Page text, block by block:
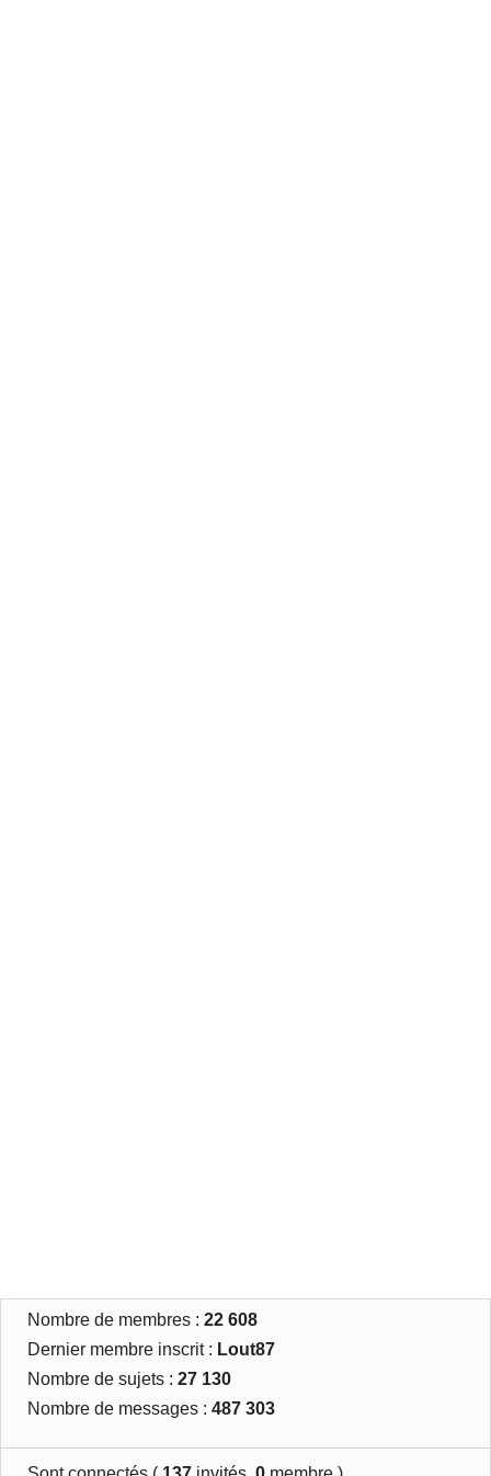
Nombre de membres :22 608
Dernier membre inscrit : Lout87
Nombre de sujets :27 130
Nombre de messages :487 303